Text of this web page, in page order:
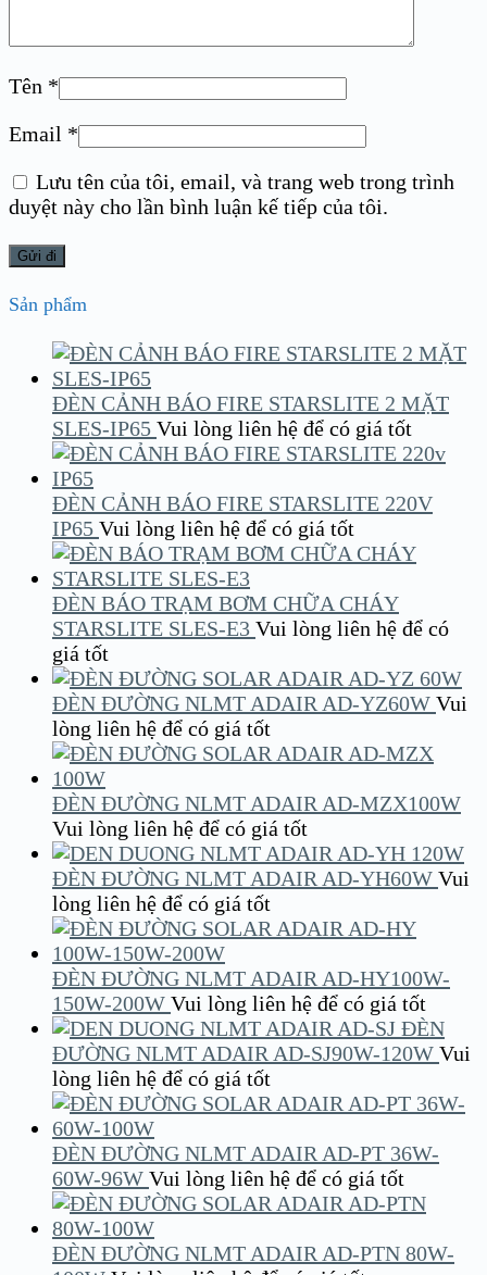
Tên *
Email *
Lưu tên của tôi, email, và trang web trong trình
duyệt này cho lần bình luận kế tiếp của tôi.
Sản phẩm
ĐÈN CẢNH BÁO FIRE STARSLITE 2 MẶT
SLES-IP65 Vui lòng liên hệ để có giá tốt
ĐÈN CẢNH BÁO FIRE STARSLITE 220V
IP65 Vui lòng liên hệ để có giá tốt
ĐÈN BÁO TRẠM BƠM CHỮA CHÁY
STARSLITE SLES-E3 Vui lòng liên hệ để có
giá tốt
ĐÈN ĐƯỜNG NLMT ADAIR AD-YZ60W Vui
lòng liên hệ để có giá tốt
ĐÈN ĐƯỜNG NLMT ADAIR AD-MZX100W
Vui lòng liên hệ để có giá tốt
ĐÈN ĐƯỜNG NLMT ADAIR AD-YH60W Vui
lòng liên hệ để có giá tốt
ĐÈN ĐƯỜNG NLMT ADAIR AD-HY100W-
150W-200W Vui lòng liên hệ để có giá tốt
ĐÈN
ĐƯỜNG NLMT ADAIR AD-SJ90W-120W Vui
lòng liên hệ để có giá tốt
ĐÈN ĐƯỜNG NLMT ADAIR AD-PT 36W-
60W-96W Vui lòng liên hệ để có giá tốt
ĐÈN ĐƯỜNG NLMT ADAIR AD-PTN 80W-